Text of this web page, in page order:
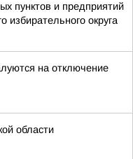
пунктов и предприятий
избирательного округа
на отключение
области